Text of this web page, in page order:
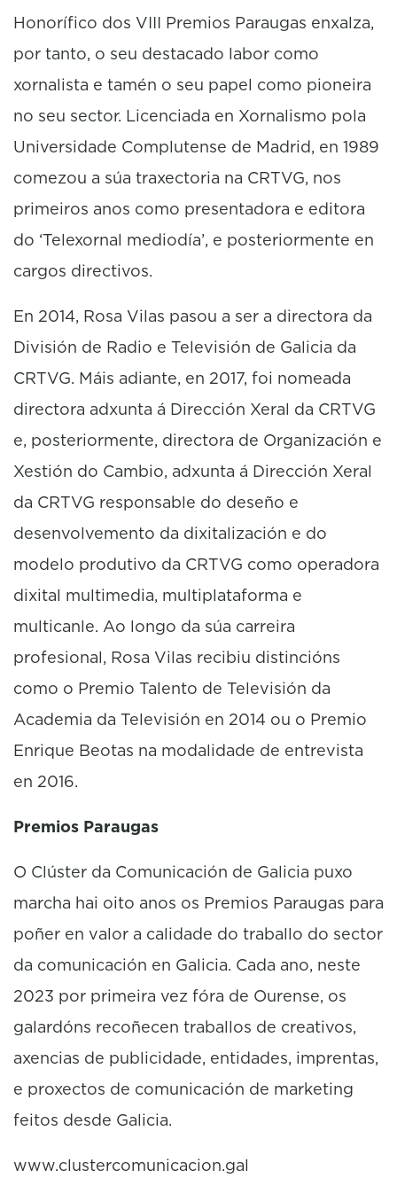
Honorífico dos VIII Premios Paraugas enxalza,
por tanto, o seu destacado labor como
xornalista e tamén o seu papel como pioneira
no seu sector. Licenciada en Xornalismo pola
Universidade Complutense de Madrid, en 1989
comezou a súa traxectoria na CRTVG, nos
primeiros anos como presentadora e editora
do ‘Telexornal mediodía’, e posteriormente en
cargos directivos.
En 2014, Rosa Vilas pasou a ser a directora da
División de Radio e Televisión de Galicia da
CRTVG. Máis adiante, en 2017, foi nomeada
directora adxunta á Dirección Xeral da CRTVG
e, posteriormente, directora de Organización e
Xestión do Cambio, adxunta á Dirección Xeral
da CRTVG responsable do deseño e
desenvolvemento da dixitalización e do
modelo produtivo da CRTVG como operadora
dixital multimedia, multiplataforma e
multicanle. Ao longo da súa carreira
profesional, Rosa Vilas recibiu distincións
como o Premio Talento de Televisión da
Academia da Televisión en 2014 ou o Premio
Enrique Beotas na modalidade de entrevista
en 2016.
Premios Paraugas
O Clúster da Comunicación de Galicia puxo
marcha hai oito anos os Premios Paraugas para
poñer en valor a calidade do traballo do sector
da comunicación en Galicia. Cada ano, neste
2023 por primeira vez fóra de Ourense, os
galardóns recoñecen traballos de creativos,
axencias de publicidade, entidades, imprentas,
e proxectos de comunicación de marketing
feitos desde Galicia.
www.clustercomunicacion.gal